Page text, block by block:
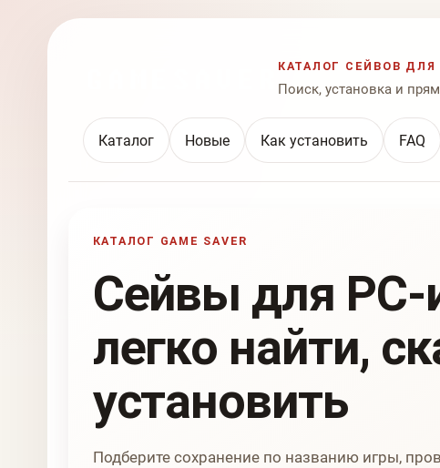
КАТАЛОГ СЕЙВОВ ДЛЯ
Поиск, установка и
Каталог Новые Как установить FAQ
КАТАЛОГ GAME SAVER
Сейвы для PC-
легко найти,
установить
Подберите сохранение по названию игры,